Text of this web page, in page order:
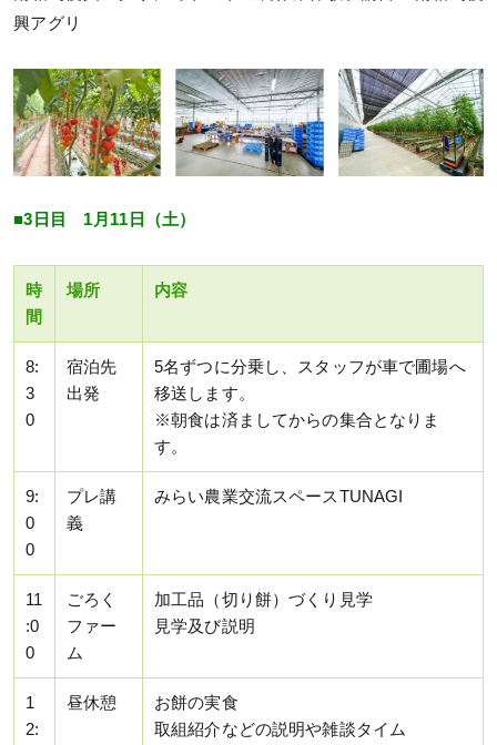
興アグリ
■3日目 1月11日（土）
時
間
場所 内容
8:
3
0
宿泊先
出発
5名ずつに分乗し、スタッフが車で圃場へ
移送します。
※朝食は済ましてからの集合となりま
す。
9:
0
0
プレ講
義
みらい農業交流スペースTUNAGI
11
:0
0
ごろく
ファー
ム
加工品（切り餅）づくり見学
見学及び説明
1
2:
昼休憩
お餅の実食
取組紹介などの説明や雑談タイム